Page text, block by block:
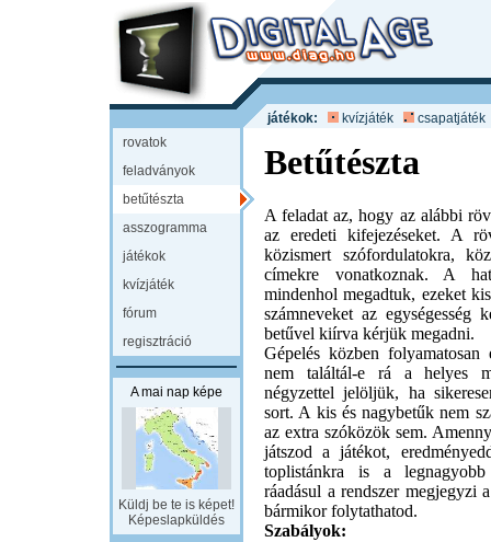
játékok: kvízjáték
csapatjáték
rovatok
feladványok
betűtészta
asszogramma
játékok
kvízjáték
fórum
regisztráció
A mai nap képe
Küldj be te is képet!
Képeslapküldés
Betűtészta
A feladat az, hogy az alábbi
az eredeti kifejezéseket. A
közismert szófordulatokra,
címekre vonatkoznak. A
mindenhol megadtuk, ezeket
számneveket az egységesség
betűvel kiírva kérjük megadni.
Gépelés közben
nem találtál-e rá a helyes
négyzettel jelöljük, ha
sort. A kis és nagybetűk nem
az extra szóközök sem.
játszod a játékot,
toplistánkra is a
ráadásul a rendszer megjegyzi
bármikor folytathatod.
Szabályok: